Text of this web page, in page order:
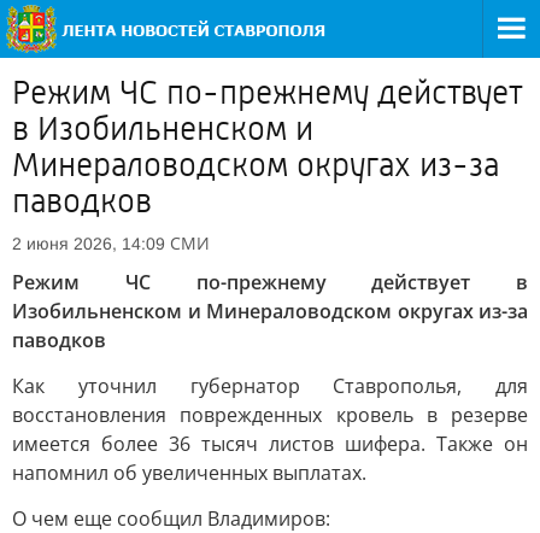
Режим ЧС по-прежнему действует
в Изобильненском и
Минераловодском округах из-за
паводков
2 июня 2026, 14:09 СМИ
Режим ЧС по-прежнему действует в
Изобильненском и Минераловодском округах из-за
паводков
Как уточнил губернатор Ставрополья, для
восстановления поврежденных кровель в резерве
имеется более 36 тысяч листов шифера. Также он
напомнил об увеличенных выплатах.
О чем еще сообщил Владимиров: